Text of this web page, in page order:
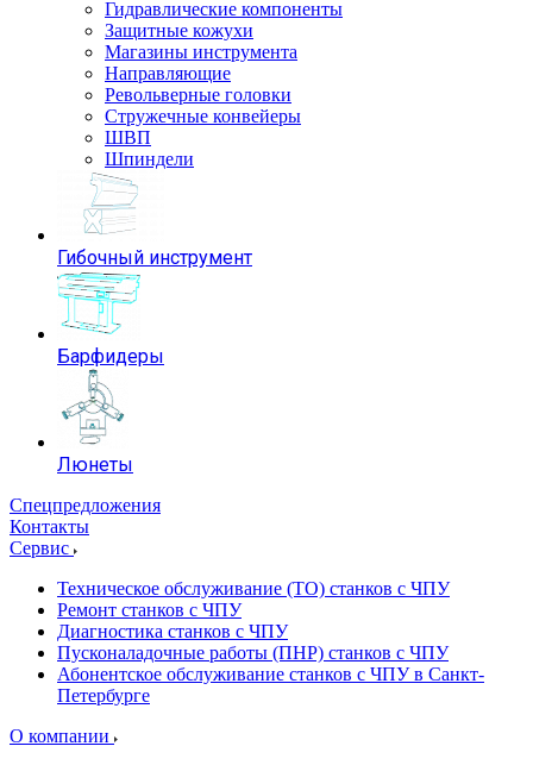
Гидравлические компоненты
Защитные кожухи
Магазины инструмента
Направляющие
Револьверные головки
Стружечные конвейеры
ШВП
Шпиндели
Гибочный инструмент
Барфидеры
Люнеты
Спецпредложения
Контакты
Сервис
Техническое обслуживание (ТО) станков с ЧПУ
Ремонт станков с ЧПУ
Диагностика станков с ЧПУ
Пусконаладочные работы (ПНР) станков с ЧПУ
Абонентское обслуживание станков с ЧПУ в Санкт-
Петербурге
О компании